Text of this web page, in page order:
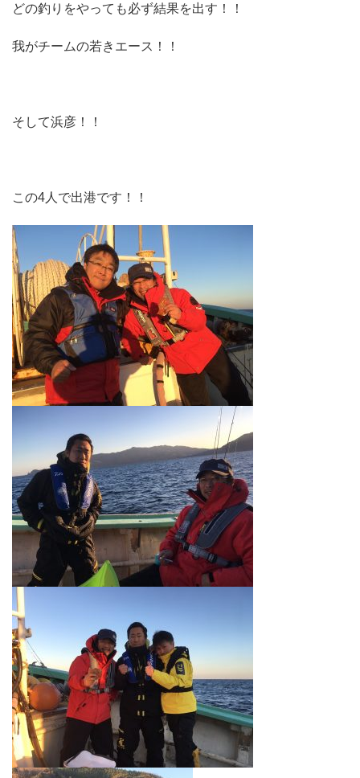
どの釣りをやっても必ず結果を出す！！
我がチームの若きエース！！
そして浜彦！！
この4人で出港です！！